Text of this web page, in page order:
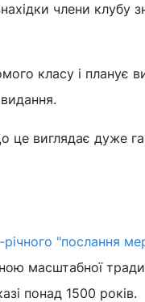
члени клубу
класу і планує
це виглядає дуже
"послання
масштабної
понад 1500 років.